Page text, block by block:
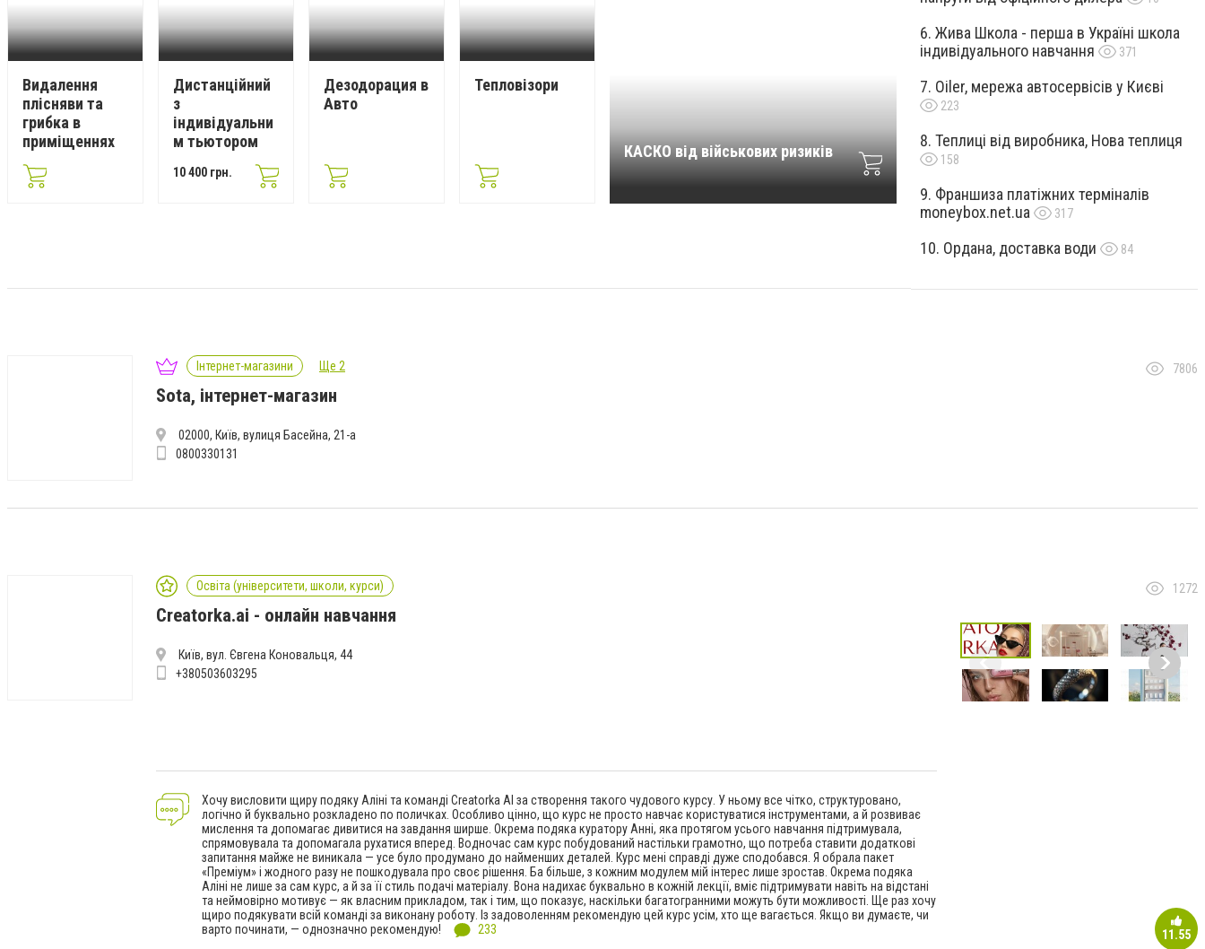
Видалення
плісняви та
грибка в
приміщеннях
Дистанційний
з
індивідуальни
м тьютором
10 400 грн.
Дезодорация в
Авто
Тепловізори
КАСКО від військових ризиків
Жива Школа - перша в Україні школа
індивідуального навчання
371
Oiler, мережа автосервісів у Києві
223
Теплиці від виробника, Нова теплиця
158
Франшиза платіжних терміналів
moneybox.net.ua
317
Ордана, доставка води 84
Інтернет-магазини Ще 2
Sota, інтернет-магазин
02000, Київ, вулиця Басейна, 21-а
0800330131
7806
Освіта (університети, школи, курси)
Creatorka.ai - онлайн навчання
Київ, вул. Євгена Коновальця, 44
+380503603295
1272
Хочу висловити щиру подяку Аліні та команді Creatorka AI за створення такого чудового курсу. У ньому все чітко, структуровано,
логічно й буквально розкладено по поличках. Особливо цінно, що курс не просто навчає користуватися інструментами, а й розвиває
мислення та допомагає дивитися на завдання ширше. Окрема подяка куратору Анні, яка протягом усього навчання підтримувала,
спрямовувала та допомагала рухатися вперед. Водночас сам курс побудований настільки грамотно, що потреба ставити додаткові
запитання майже не виникала — усе було продумано до найменших деталей. Курс мені справді дуже сподобався. Я обрала пакет
«Преміум» і жодного разу не пошкодувала про своє рішення. Ба більше, з кожним модулем мій інтерес лише зростав. Окрема подяка
Аліні не лише за сам курс, а й за її стиль подачі матеріалу. Вона надихає буквально в кожній лекції, вміє підтримувати навіть на відстані
та неймовірно мотивує — як власним прикладом, так і тим, що показує, наскільки багатогранними можуть бути можливості. Ще раз хочу
щиро подякувати всій команді за виконану роботу. Із задоволенням рекомендую цей курс усім, хто ще вагається. Якщо ви думаєте, чи
варто починати, — однозначно рекомендую!
233 11.55